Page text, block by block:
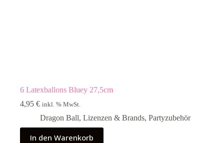
6 Latexballons Bluey 27,5cm
4,95 € inkl. % MwSt.
Dragon Ball, Lizenzen & Brands, Partyzubehör
In den Warenkorb